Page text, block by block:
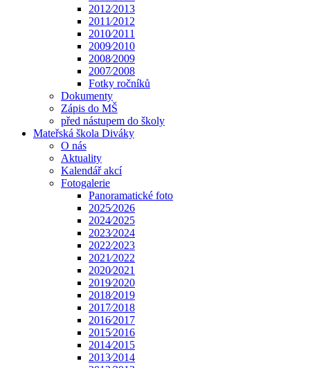
2012⁄2013
2011⁄2012
2010⁄2011
2009⁄2010
2008⁄2009
2007⁄2008
Fotky ročníků
Dokumenty
Zápis do MŠ
před nástupem do školy
Mateřská škola Diváky
O nás
Aktuality
Kalendář akcí
Fotogalerie
Panoramatické foto
2025⁄2026
2024⁄2025
2023⁄2024
2022⁄2023
2021⁄2022
2020⁄2021
2019⁄2020
2018⁄2019
2017⁄2018
2016⁄2017
2015⁄2016
2014⁄2015
2013⁄2014